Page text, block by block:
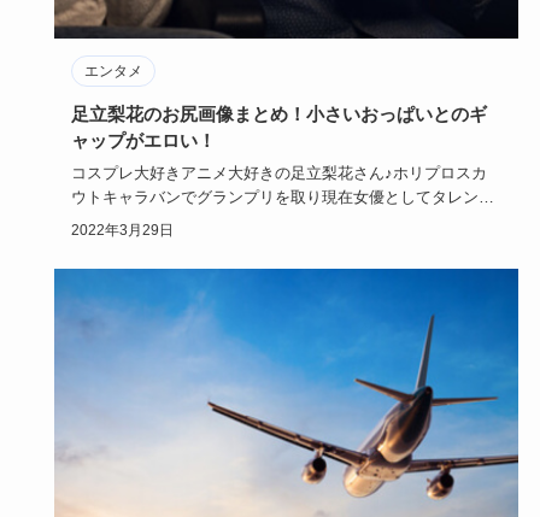
エンタメ
足立梨花のお尻画像まとめ！小さいおっぱいとのギ
ャップがエロい！
コスプレ大好きアニメ大好きの足立梨花さん♪ホリプロスカ
ウトキャラバンでグランプリを取り現在女優としてタレント
として活躍中。…
2022年3月29日